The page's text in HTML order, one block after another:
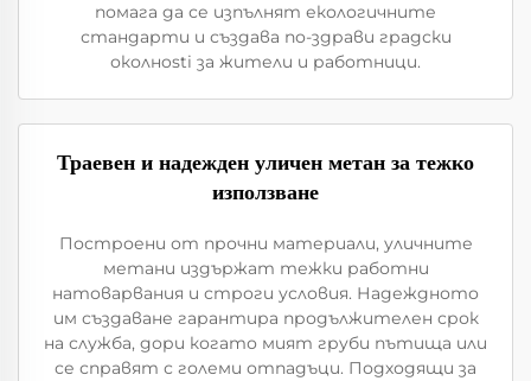
помага да се изпълнят екологичните
стандарти и създава по-здрави градски
околнosti за жители и работници.
Траевен и надежден уличен метан за тежко
използване
Построени от прочни материали, уличните
метани издържат тежки работни
натоварвания и строги условия. Надеждното
им създаване гарантира продължителен срок
на служба, дори когато мият груби пътища или
се справят с големи отпадъци. Подходящи за